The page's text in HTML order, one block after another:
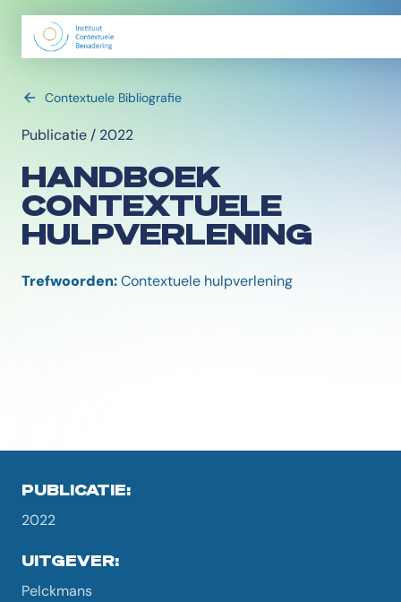
Contextuele Bibliografie
Publicatie / 2022
HANDBOEK
CONTEXTUELE
HULPVERLENING
Trefwoorden:Contextuele hulpverlening
PUBLICATIE:
2022
UITGEVER:
Pelckmans